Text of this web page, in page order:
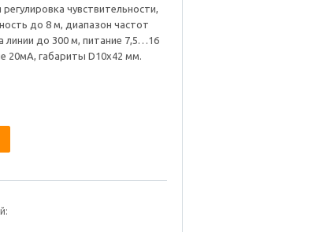
чувствительности,
до 8 м, диапазон частот
линии до 300 м, питание 7,5…16
20мА, габариты D10х42 мм.